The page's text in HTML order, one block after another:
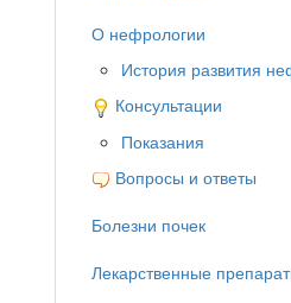
О нефрологии
История развития
Консультации
Показания
Вопросы и ответы
Болезни почек
Лекарственные